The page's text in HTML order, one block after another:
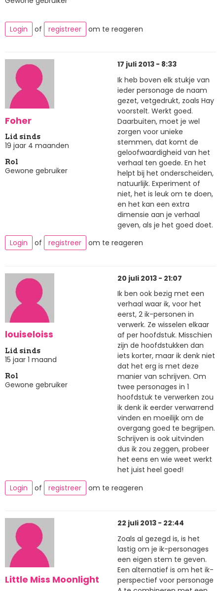
Login of registreer om te reageren
Foher
Lid sinds
19 jaar 4 maanden
Rol
Gewone gebruiker
17 juli 2013 - 8:33
Ik heb boven elk stukje van
ieder personage de naam
gezet, vetgedrukt, zoals Hay
voorstelt. Werkt goed.
Daarbuiten, moet je wel
zorgen voor unieke
stemmen, dat komt de
geloofwaardigheid van het
verhaal ten goede. En het
helpt bij het onderscheiden,
natuurlijk. Experiment of
niet, het is leuk om te doen,
en het kan een extra
dimensie aan je verhaal
geven, als je het goed doet.
Login
of registreer om te reageren
louiseloiss
Lid sinds
15 jaar 1 maand
Rol
Gewone gebruiker
20 juli 2013 - 21:07
Ik ben ook bezig met een
verhaal waar ik, voor het
eerst, 2 ik-personen in
verwerk. Ze wisselen elkaar
af per hoofdstuk. Misschien
zijn de hoofdstukken dan
iets korter, maar ik denk niet
dat het erg is met deze
manier van schrijven. Om
twee personages in 1
hoofdstuk te verwerken zou
ik denk ik eerder verwarrend
vinden en moeilijk om de
overgang goed te begrijpen.
Schrijven is ook uitvinden
dus ik zou zeggen, probeer
het eens en wie weet werkt
het juist heel goed!
Login
of registreer om te reageren
Little Miss Moonlight
22 juli 2013 - 22:44
Zoals al gezegd is, is het
lastig om je ik-personages
een eigen stem te geven.
Een alternatief is om het ik-
perspectief voor personage